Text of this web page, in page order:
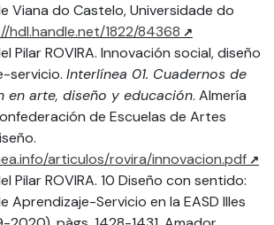
Viana do Castelo, Universidade do
hdl.handle.net/1822/84368
Pilar ROVIRA. Innovación social, diseño
servicio. Interlínea 01. Cuadernos de
en arte, diseño y educación. Almería
de Escuelas de Artes
articulos/rovira/innovacion.pdf
Pilar ROVIRA. 10 Diseño con sentido:
Aprendizaje-Servicio en la EASD Illes